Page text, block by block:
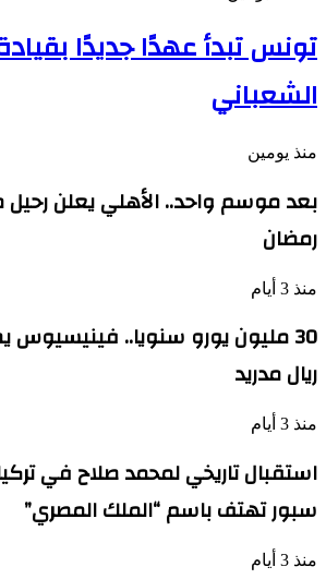
تونس تبدأ عهدًا جديدًا
الشعباني
منذ يومين
بعد موسم واحد.. الأهلي يعلن
رمضان
منذ 3 أيام
30 مليون يورو سنويا..
ريال مدريد
منذ 3 أيام
استقبال تاريخي لمحمد صلاح في
سبور تهتف باسم “الملك المصري”
منذ 3 أيام